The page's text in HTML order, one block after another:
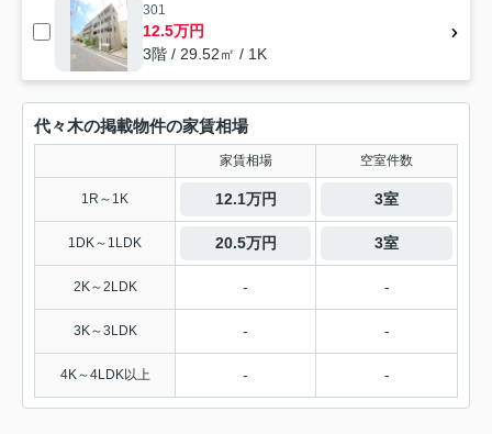
301
12.5万円
3階 / 29.52㎡ / 1K
代々木の掲載物件の家賃相場
家賃相場 空室件数
1R～1K 12.1万円 3室
1DK～1LDK 20.5万円 3室
2K～2LDK - -
3K～3LDK - -
4K～4LDK以上 - -